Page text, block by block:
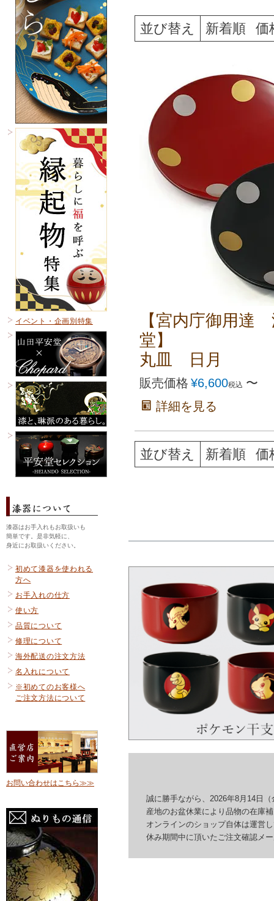
イベント・企画別特集
漆器はお手入れもお取扱いも
簡単です。是非気軽に、
身近にお取扱いください。
初めて漆器を使われる
方へ
お手入れの仕方
使い方
品質について
修理について
海外配送の注文方法
名入れについて
※初めてのお客様へ
ご注文方法について
お問い合わせはこちら≫≫
並び替え 新着順 価
【宮内庁御用達
堂】
丸皿 日月
販売価格 ¥6,600税込 〜
詳細を見る
並び替え 新着順 価
誠に勝手ながら、2026年8月14日（
産地のお盆休業により品物の在庫補
オンラインのショップ自体は運営し
休み期間中に頂いたご注文確認メー